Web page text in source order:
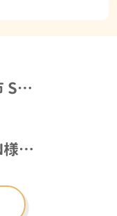
栃木県宇都宮市 S様邸 屋根塗装
栃木県下野市 N様邸 屋根外壁塗装工事